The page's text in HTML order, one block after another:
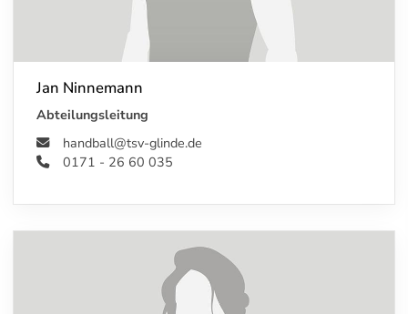
Jan Ninnemann
Abteilungsleitung
handball@tsv-glinde.de
0171 - 26 60 035